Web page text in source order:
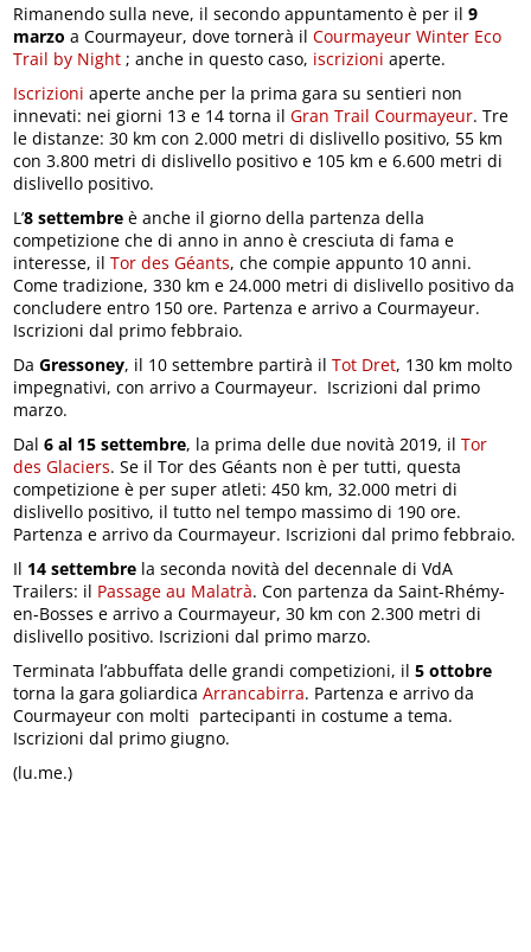
Rimanendo sulla neve, il secondo appuntamento è per il9
marzo a Courmayeur, dove tornerà ilCourmayeur Winter Eco
Trail by Night ; anche in questo caso, iscrizioni aperte.
Iscrizioni aperte anche per la prima gara su sentieri non
innevati: nei giorni 13 e 14 torna ilGran Trail Courmayeur. Tre
le distanze: 30 km con 2.000 metri di dislivello positivo, 55 km
con 3.800 metri di dislivello positivo e 105 km e 6.600 metri di
dislivello positivo.
L’8 settembre è anche il giorno della partenza della
competizione che di anno in anno è cresciuta di fama e
interesse, ilTor des Géants, che compie appunto 10 anni.
Come tradizione, 330 km e 24.000 metri di dislivello positivo da
concludere entro 150 ore. Partenza e arrivo a Courmayeur.
Iscrizioni dal primo febbraio.
DaGressoney, il 10 settembre partirà ilTot Dret, 130 km molto
impegnativi, con arrivo a Courmayeur. Iscrizioni dal primo
marzo.
Dal6 al 15 settembre, la prima delle due novità 2019, ilTor
des Glaciers. Se il Tor des Géants non è per tutti, questa
competizione è per super atleti: 450 km, 32.000 metri di
dislivello positivo, il tutto nel tempo massimo di 190 ore.
Partenza e arrivo da Courmayeur. Iscrizioni dal primo febbraio.
Il 14 settembre la seconda novità del decennale di VdA
Trailers: il Passage au Malatrà. Con partenza da Saint-Rhémy-
en-Bosses e arrivo a Courmayeur, 30 km con 2.300 metri di
dislivello positivo. Iscrizioni dal primo marzo.
Terminata l’abbuffata delle grandi competizioni, il5 ottobre
torna la gara goliardicaArrancabirra. Partenza e arrivo da
Courmayeur con molti partecipanti in costume a tema.
Iscrizioni dal primo giugno.
(lu.me.)